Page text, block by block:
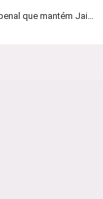
que mantém Jair